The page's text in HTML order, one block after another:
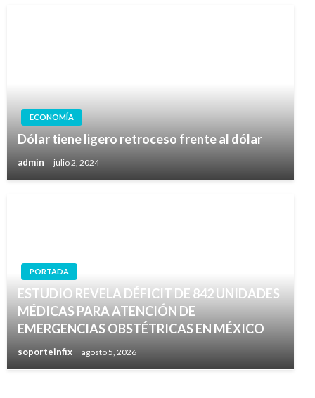
ECONOMÍA
Dólar tiene ligero retroceso frente al dólar
admin julio 2, 2024
PORTADA
ESTUDIO REVELA DÉFICIT DE 842 UNIDADES
MÉDICAS PARA ATENCIÓN DE
EMERGENCIAS OBSTÉTRICAS EN MÉXICO
soporteinfix agosto 5, 2026